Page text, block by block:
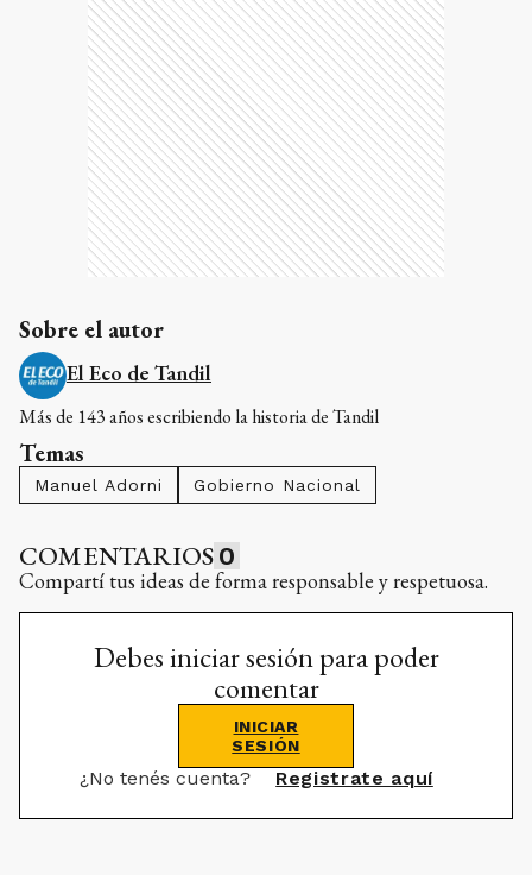
Sobre el autor
El Eco de Tandil
Más de 143 años escribiendo la historia de Tandil
Temas
Manuel Adorni Gobierno Nacional
COMENTARIOS 0
Compartí tus ideas de forma responsable y respetuosa.
Debes iniciar sesión para poder
comentar
INICIAR
SESIÓN
¿No tenés cuenta? Registrate aquí